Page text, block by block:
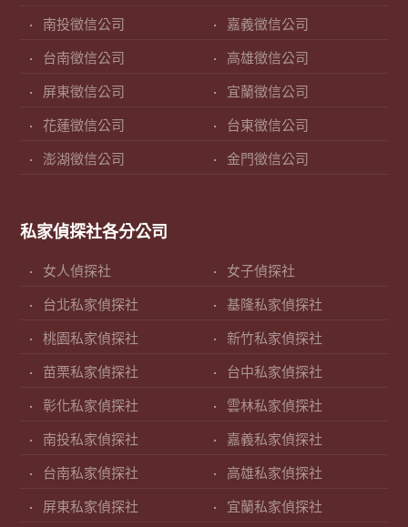
南投徵信公司 嘉義徵信公司
台南徵信公司 高雄徵信公司
屏東徵信公司 宜蘭徵信公司
花蓮徵信公司 台東徵信公司
澎湖徵信公司 金門徵信公司
私家偵探社各分公司
女人偵探社 女子偵探社
台北私家偵探社 基隆私家偵探社
桃園私家偵探社 新竹私家偵探社
苗栗私家偵探社 台中私家偵探社
彰化私家偵探社 雲林私家偵探社
南投私家偵探社 嘉義私家偵探社
台南私家偵探社 高雄私家偵探社
屏東私家偵探社 宜蘭私家偵探社